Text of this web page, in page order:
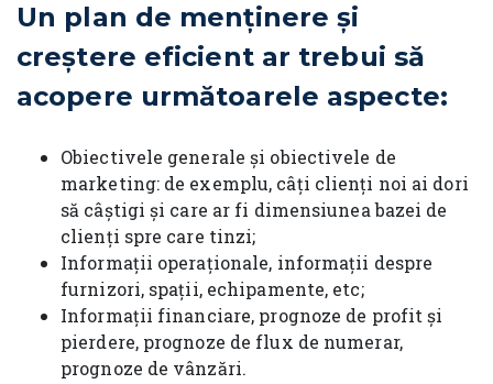
Un plan de menținere și
creștere eficient ar trebui să
acopere următoarele aspecte:
Obiectivele generale și obiectivele de
marketing: de exemplu, câți clienți noi ai dori
să câștigi și care ar fi dimensiunea bazei de
clienți spre care tinzi;
Informații operaționale, informații despre
furnizori, spații, echipamente, etc;
Informații financiare, prognoze de profit și
pierdere, prognoze de flux de numerar,
prognoze de vânzări.